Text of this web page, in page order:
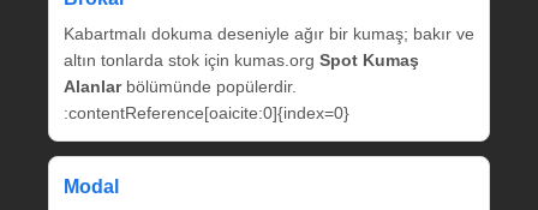
Kabartmalı dokuma deseniyle ağır bir kumaş; bakır ve
altın tonlarda stok için kumas.org Spot Kumaş
Alanlarbölümünde popülerdir.
:contentReference[oaicite:0]{index=0}
Modal